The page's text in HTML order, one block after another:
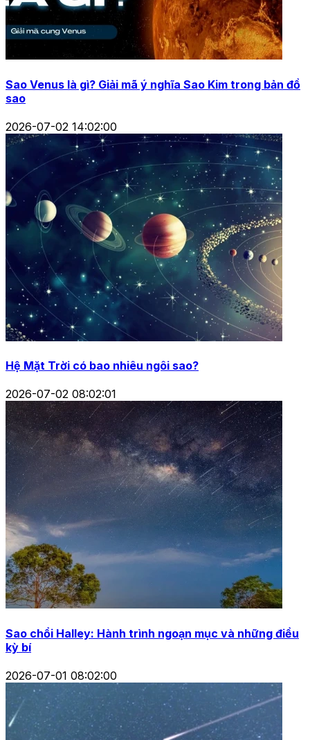
Sao Venus là gì? Giải mã ý nghĩa Sao Kim trong bản đồ
sao
2026-07-02 14:02:00
Hệ Mặt Trời có bao nhiêu ngôi sao?
2026-07-02 08:02:01
Sao chổi Halley: Hành trình ngoạn mục và những điều
kỳ bí
2026-07-01 08:02:00